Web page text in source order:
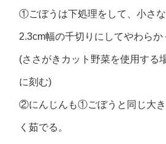
①ごぼうは下処理をして、小さ
2.3cm幅の千切りにしてやわらか
(ささがきカット野菜を使用する
に刻む)
②にんじんも①ごぼうと同じ大
く茹でる。